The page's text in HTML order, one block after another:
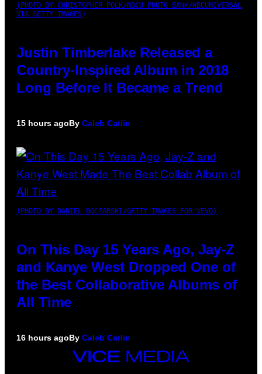
(PHOTO BY CHRISTOPHER POLK/NBCU PHOTO BANK/NBCUNIVERSAL
VIA GETTY IMAGES)
Justin Timberlake Released a
Country-Inspired Album in 2018
Long Before It Became a Trend
15 hours agoBy Caleb Catlin
(PHOTO BY DANIEL BOCZARSKI/GETTY IMAGES FOR VEVO)
On This Day 15 Years Ago, Jay-Z
and Kanye West Dropped One of
the Best Collaborative Albums of
All Time
16 hours agoBy Caleb Catlin
VICE
MEDIA